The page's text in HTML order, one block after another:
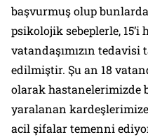
başvurmuş olup
psikolojik sebeplerle, 15’i
vatandaşımızın
edilmiştir. Şu an 18
olarak hastanelerimizde
yaralanan
acil şifalar temenni